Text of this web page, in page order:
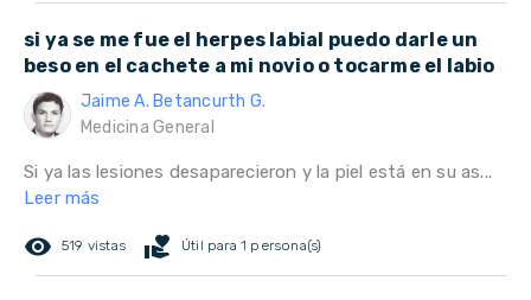
si ya se me fue el herpes labial puedo darle un
beso en el cachete a mi novio o tocarme el labio
Jaime A. Betancurth G.
Medicina General
Si ya las lesiones desaparecieron y la piel está en su as...
Leer más
remove_red_eye 519 vistas volunteer_activism Útil para 1 persona(s)